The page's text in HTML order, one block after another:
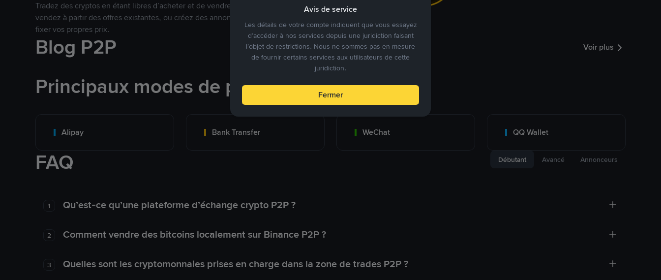
Tradez des cryptos en étant libres d’acheter et de vendre à votre prix. Achetez ou
vendez à partir des offres existantes, ou créez des annonces commerciales pour
fixer vos propres prix.
Blog P2P Voir plus
Principaux modes de paiement
Alipay Bank Transfer WeChat QQ Wallet
FAQ Débutant Avancé Annonceurs
1 Qu’est-ce qu’une plateforme d’échange crypto P2P ?
2 Comment vendre des bitcoins localement sur Binance P2P ?
3 Quelles sont les cryptomonnaies prises en charge dans la zone de trades P2P ?
Avis de service
Les détails de votre compte indiquent que vous essayez
d’accéder à nos services depuis une juridiction faisant
l’objet de restrictions. Nous ne sommes pas en mesure
de fournir certains services aux utilisateurs de cette
juridiction.
Fermer